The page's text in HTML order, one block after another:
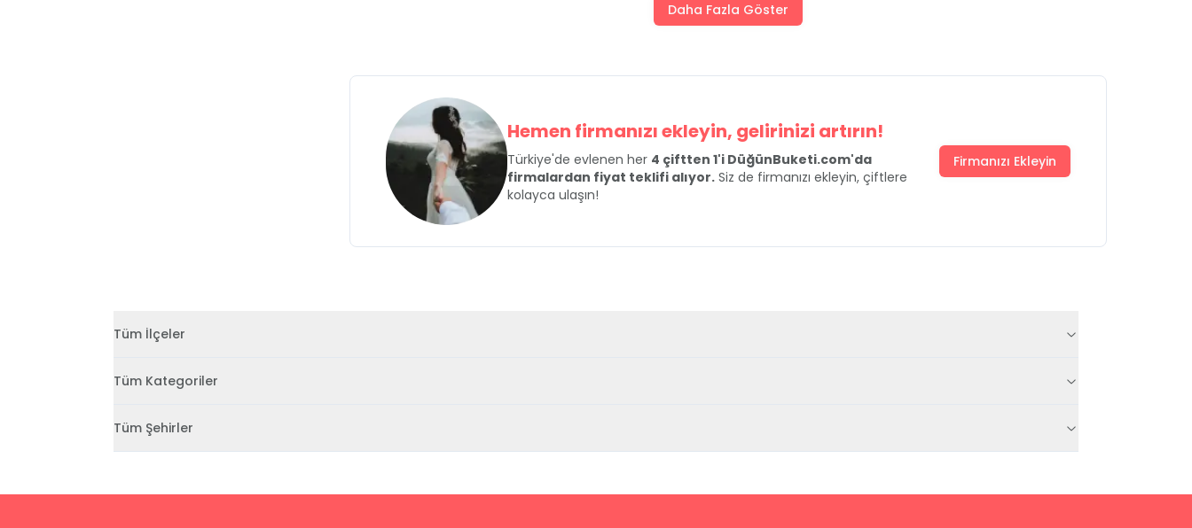
Daha Fazla Göster
Hemen firmanızı ekleyin, gelirinizi artırın!
Türkiye'de evlenen her 4 çiftten 1'i DüğünBuketi.com'da
firmalardan fiyat teklifi alıyor. Siz de firmanızı ekleyin, çiftlere
kolayca ulaşın!
Firmanızı Ekleyin
Tüm İlçeler
Tüm Kategoriler
Tüm Şehirler